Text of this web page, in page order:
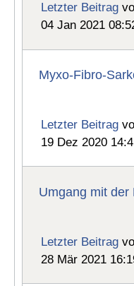
Letzter Beitrag
04 Jan 2021
Myxo-Fibro-
Letzter Beitrag
19 Dez 2020
Umgang mit der
Letzter Beitrag
28 Mär 2021